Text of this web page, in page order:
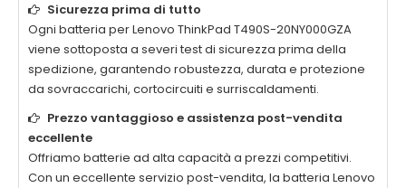
Sicurezza prima di tutto
Ogni batteria per Lenovo ThinkPad T490S-20NY000GZA
viene sottoposta a severi test di sicurezza prima della
spedizione, garantendo robustezza, durata e protezione
da sovraccarichi, cortocircuiti e surriscaldamenti.
Prezzo vantaggioso e assistenza post-vendita
eccellente
Offriamo batterie ad alta capacità a prezzi competitivi.
Con un eccellente servizio post-vendita, la batteria Lenovo